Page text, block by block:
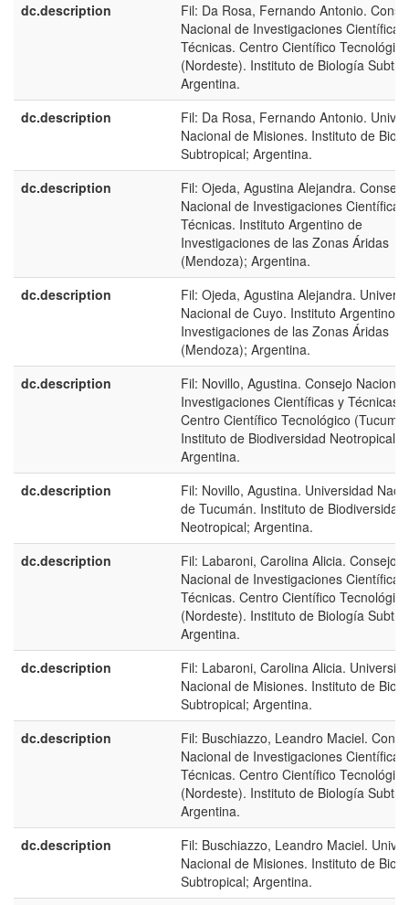
dc.description
Fil: Da Rosa, Fernando Antonio.
Nacional de Investigaciones
Técnicas. Centro Científico Tecnológico
(Nordeste). Instituto de Biología
Argentina.
dc.description
Fil: Da Rosa, Fernando Antonio.
Nacional de Misiones. Instituto de
Subtropical; Argentina.
dc.description
Fil: Ojeda, Agustina Alejandra. Consejo
Nacional de Investigaciones
Técnicas. Instituto Argentino de
Investigaciones de las Zonas Áridas
(Mendoza); Argentina.
dc.description
Fil: Ojeda, Agustina Alejandra.
Nacional de Cuyo. Instituto Argentino
Investigaciones de las Zonas Áridas
(Mendoza); Argentina.
dc.description
Fil: Novillo, Agustina. Consejo
Investigaciones Científicas y Técnicas.
Centro Científico Tecnológico
Instituto de Biodiversidad Neotropical;
Argentina.
dc.description
Fil: Novillo, Agustina. Universidad
de Tucumán. Instituto de Biodiversidad
Neotropical; Argentina.
dc.description
Fil: Labaroni, Carolina Alicia. Consejo
Nacional de Investigaciones
Técnicas. Centro Científico Tecnológico
(Nordeste). Instituto de Biología
Argentina.
dc.description
Fil: Labaroni, Carolina Alicia.
Nacional de Misiones. Instituto de
Subtropical; Argentina.
dc.description
Fil: Buschiazzo, Leandro Maciel.
Nacional de Investigaciones
Técnicas. Centro Científico Tecnológico
(Nordeste). Instituto de Biología
Argentina.
dc.description
Fil: Buschiazzo, Leandro Maciel.
Nacional de Misiones. Instituto de
Subtropical; Argentina.